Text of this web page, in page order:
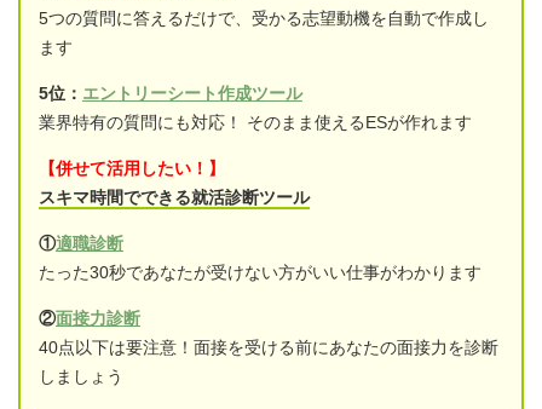
5つの質問に答えるだけで、受かる志望動機を自動で作成し
ます
5位： エントリーシート作成ツール
業界特有の質問にも対応！ そのまま使えるESが作れます
【併せて活用したい！】
スキマ時間でできる就活診断ツール
①適職診断
たった30秒であなたが受けない方がいい仕事がわかります
②面接力診断
40点以下は要注意！面接を受ける前にあなたの面接力を診断
しましょう